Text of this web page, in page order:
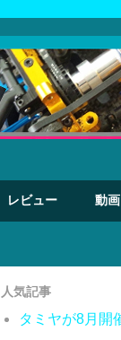
レビュー 動画
人気記事
タミヤが8月開